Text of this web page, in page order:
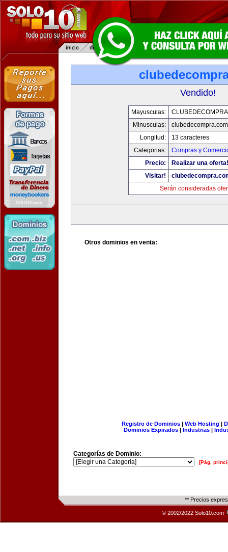
Vendido!
Mayusculas:
Minusculas:
clubedecompra.com
Longitud:
13 caracteres
Categorias:
Compras y
Precio:
Realizar una oferta!
Visitar!
Serán consideradas
Otros dominios en venta:
Registro de Dominios| Web Hosting |
Dominios Expirados | Industrias |
Categorías de Dominio:
[Pág.
** Precios
© 2002/2022 Solo10.com